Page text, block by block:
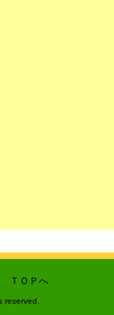
ＴＯＰへ
reserved.